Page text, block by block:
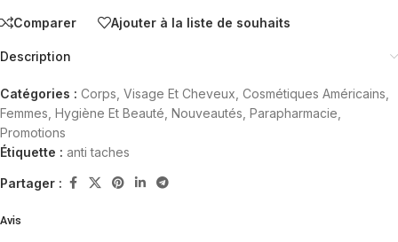
Comparer Ajouter à la liste de souhaits
Description
Catégories : Corps, Visage Et Cheveux Cosmétiques Américains
Femmes Hygiène Et Beauté Nouveautés Parapharmacie
Promotions
Étiquette : anti taches
Partager :
Avis